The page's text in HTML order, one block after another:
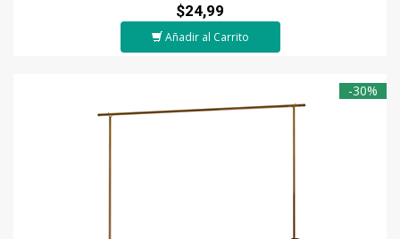
$24,99
Añadir al Carrito
-30%